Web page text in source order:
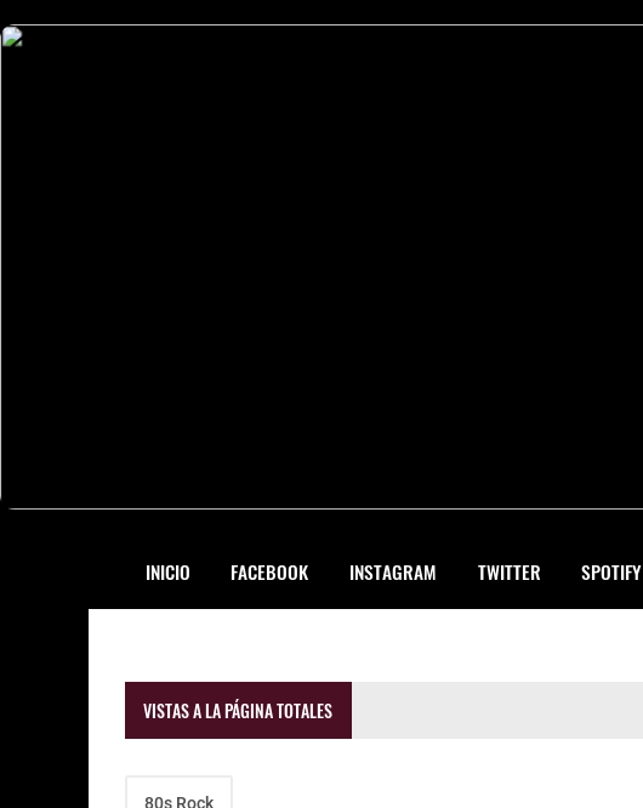
INICIO FACEBOOK INSTAGRAM TWITTER SPOTIFY
VISTAS A LA PÁGINA TOTALES
80s Rock